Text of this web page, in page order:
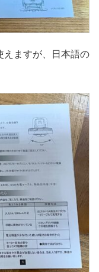
えますが、日本語の